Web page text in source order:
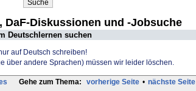
DaF-Diskussionen und -Jobsuche
Deutschlernen suchen
auf Deutsch schreiben!
über andere Sprachen) müssen wir leider löschen.
Gehe zum Thema: vorherige Seite • nächste Seite